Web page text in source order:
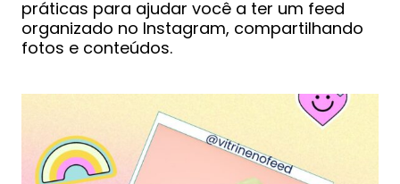
práticas para ajudar você a ter um feed
organizado no Instagram, compartilhando
fotos e conteúdos.